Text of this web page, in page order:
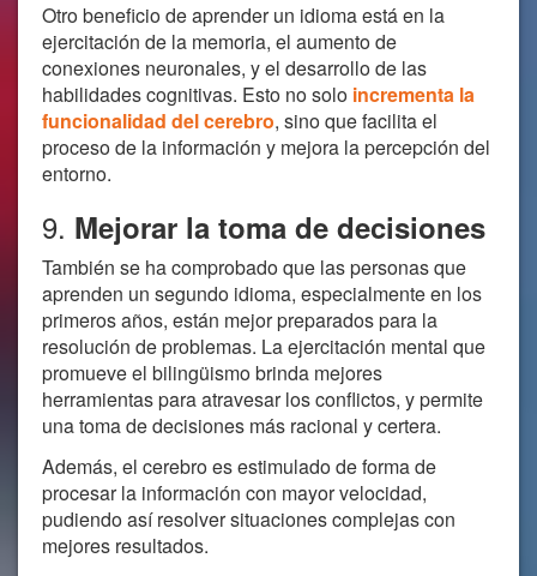
Otro beneficio de aprender un idioma está en la
ejercitación de la memoria, el aumento de
conexiones neuronales, y el desarrollo de las
habilidades cognitivas. Esto no solo incrementa la
funcionalidad del cerebro, sino que facilita el
proceso de la información y mejora la percepción del
entorno.
9. Mejorar la toma de decisiones
También se ha comprobado que las personas que
aprenden un segundo idioma, especialmente en los
primeros años, están mejor preparados para la
resolución de problemas. La ejercitación mental que
promueve el bilingüismo brinda mejores
herramientas para atravesar los conflictos, y permite
una toma de decisiones más racional y certera.
Además, el cerebro es estimulado de forma de
procesar la información con mayor velocidad,
pudiendo así resolver situaciones complejas con
mejores resultados.